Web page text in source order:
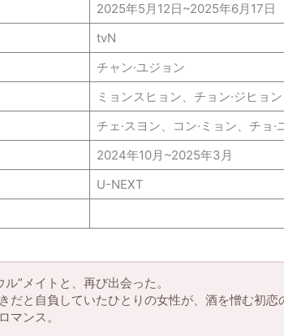
2025年5月12日~2025年6月17日
tvN
チャン·ユジョン
ミョンスヒョン、チョン·ジヒョン
チェ·スヨン、コン·ミョン、チョ·
2024年10月~2025年3月
U-NEXT
”メイトと、再び出会った。
だと自負していたひとりの女性が、酒を憎む初
マンス。